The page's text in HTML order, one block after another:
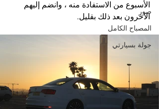
صور
المصباح الكامل
جولة بسيارتي
الأسبوع من الاستفادة منه ، وانضم إليهم
الآخرون بعد ذلك بقليل.